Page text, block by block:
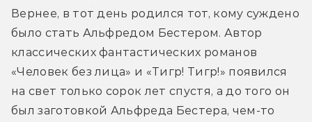
Вернее, в тот день родился тот, кому суждено
было стать Альфредом Бестером. Автор
классических фантастических романов
«Человек без лица» и «Тигр! Тигр!» появился
на свет только сорок лет спустя, а до того он
был заготовкой Альфреда Бестера, чем-то